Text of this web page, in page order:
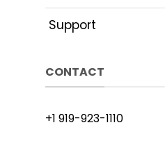
Support
CONTACT
+1 919-923-1110